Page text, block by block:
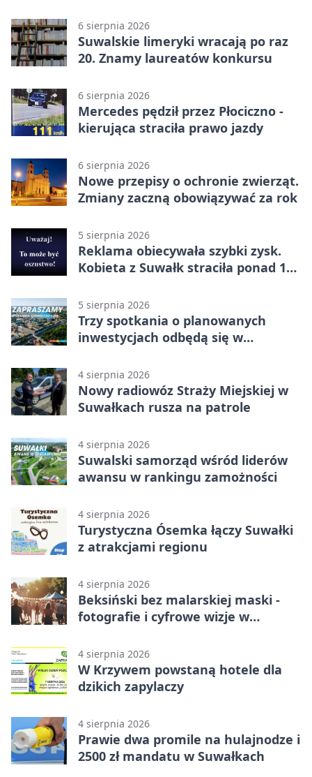
6 sierpnia 2026
Suwalskie limeryki wracają po raz
20. Znamy laureatów konkursu
6 sierpnia 2026
Mercedes pędził przez Płociczno -
kierująca straciła prawo jazdy
6 sierpnia 2026
Nowe przepisy o ochronie zwierząt.
Zmiany zaczną obowiązywać za rok
5 sierpnia 2026
Reklama obiecywała szybki zysk.
Kobieta z Suwałk straciła ponad 190
5 sierpnia 2026
Trzy spotkania o planowanych
inwestycjach odbędą się w
4 sierpnia 2026
Nowy radiowóz Straży Miejskiej w
Suwałkach rusza na patrole
4 sierpnia 2026
Suwalski samorząd wśród liderów
awansu w rankingu zamożności
4 sierpnia 2026
Turystyczna Ósemka łączy Suwałki
z atrakcjami regionu
4 sierpnia 2026
Beksiński bez malarskiej maski -
fotografie i cyfrowe wizje w
4 sierpnia 2026
W Krzywem powstaną hotele dla
dzikich zapylaczy
4 sierpnia 2026
Prawie dwa promile na hulajnodze i
2500 zł mandatu w Suwałkach